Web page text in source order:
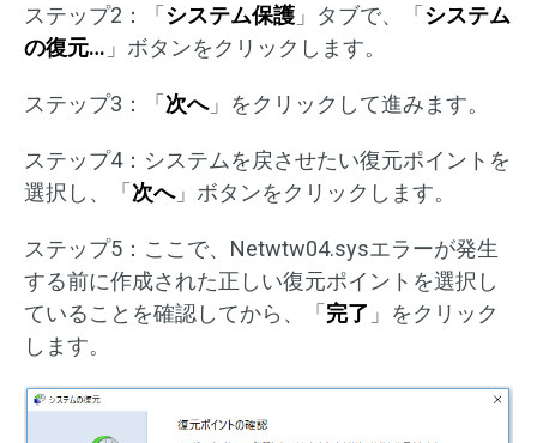
ステップ2：「システム保護 」タブで、「システム
の復元… 」ボタンをクリックします。
ステップ3：「次へ」をクリックして進みます。
ステップ4：システムを戻させたい復元ポイントを
選択し、「次へ」ボタンをクリックします。
ステップ5：ここで、Netwtw04.sysエラーが発生
する前に作成された正しい復元ポイントを選択し
ていることを確認してから、「完了 」をクリック
します。